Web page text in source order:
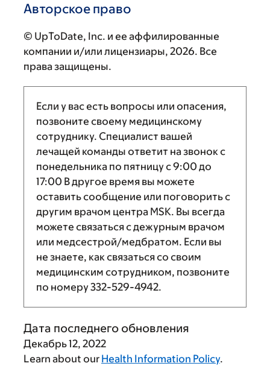
Авторское право
© UpToDate, Inc. и ее аффилированные
компании и/или лицензиары, 2026. Все
права защищены.
Если у вас есть вопросы или опасения,
позвоните своему медицинскому
сотруднику. Специалист вашей
лечащей команды ответит на звонок с
понедельника по пятницу с9:00 до
17:00 В другое время вы можете
оставить сообщение или поговорить с
другим врачом центра MSK. Вы всегда
можете связаться с дежурным врачом
или медсестрой/медбратом. Если вы
не знаете, как связаться со своим
медицинским сотрудником, позвоните
по номеру332-529-4942.
Дата последнего обновления
Декабрь 12, 2022
Learn about our Health Information Policy.